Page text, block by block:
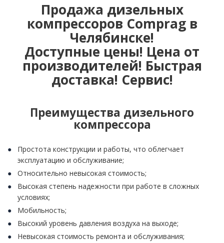
Продажа дизельных
компрессоров Comprag в
Челябинске!
Доступные цены! Цена от
производителей! Быстрая
доставка! Сервис!
Преимущества дизельного
компрессора
Простота конструкции и работы, что облегчает
эксплуатацию и обслуживание;
Относительно невысокая стоимость;
Высокая степень надежности при работе в сложных
условиях;
Мобильность;
Высокий уровень давления воздуха на выходе;
Невысокая стоимость ремонта и обслуживания;